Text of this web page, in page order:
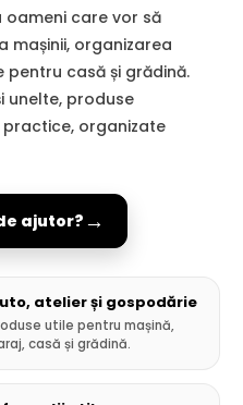
oameni care vor să
mașinii, organizarea
pentru casă și grădină.
unelte, produse
organizate
ajutor? →
atelier și gospodărie
utile pentru mașină,
casă și grădină.